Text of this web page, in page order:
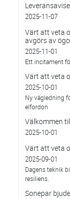
2025-11-07
Värt att veta
avgörs av
2025-11-01
Ett incitament
Värt att veta
2025-10-01
Ny vägledning
elfordon
Välkommen
2025-10-01
Värt att veta
2025-09-01
Dagens teknik
resiliens.
Sonepar